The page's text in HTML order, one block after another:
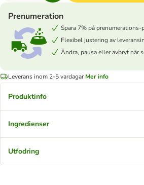
Prenumeration
Spara 7% på prenumerations-
Flexibel justering av
Ändra, pausa eller avbryt när
Leverans inom 2-5 vardagar Mer info
Produktinfo
Ingredienser
Utfodring